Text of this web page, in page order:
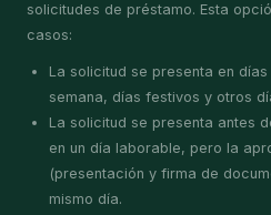
solicitudes de préstamo. Esta
casos:
La solicitud se presenta en
semana, días festivos y otros
La solicitud se presenta antes
en un día laborable, pero la
(presentación y firma de
mismo día.